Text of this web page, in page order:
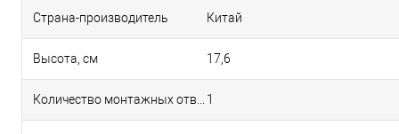
Страна-производитель Китай
Высота, см 17,6
1